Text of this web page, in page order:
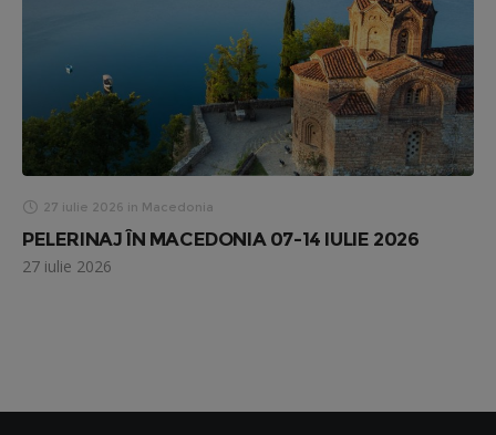
27 iulie 2026 in Macedonia
PELERINAJ ÎN MACEDONIA 07-14 IULIE 2026
27 iulie 2026